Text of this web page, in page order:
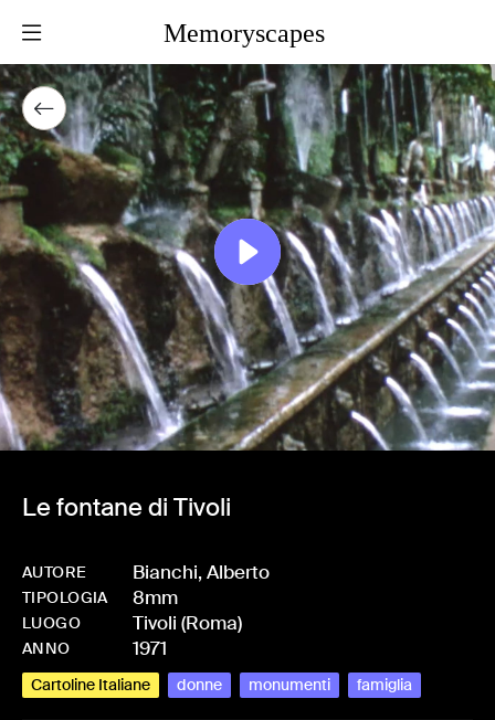
Memoryscapes
Le fontane di Tivoli
AUTORE Bianchi, Alberto
TIPOLOGIA 8mm
LUOGO Tivoli (Roma)
ANNO 1971
Cartoline Italiane donne monumenti famiglia